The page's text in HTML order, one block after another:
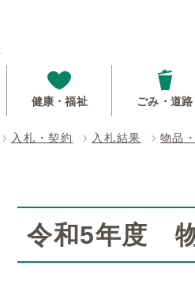
健康・福祉 ごみ・道路
入札・契約 入札結果 物品
令和5年度